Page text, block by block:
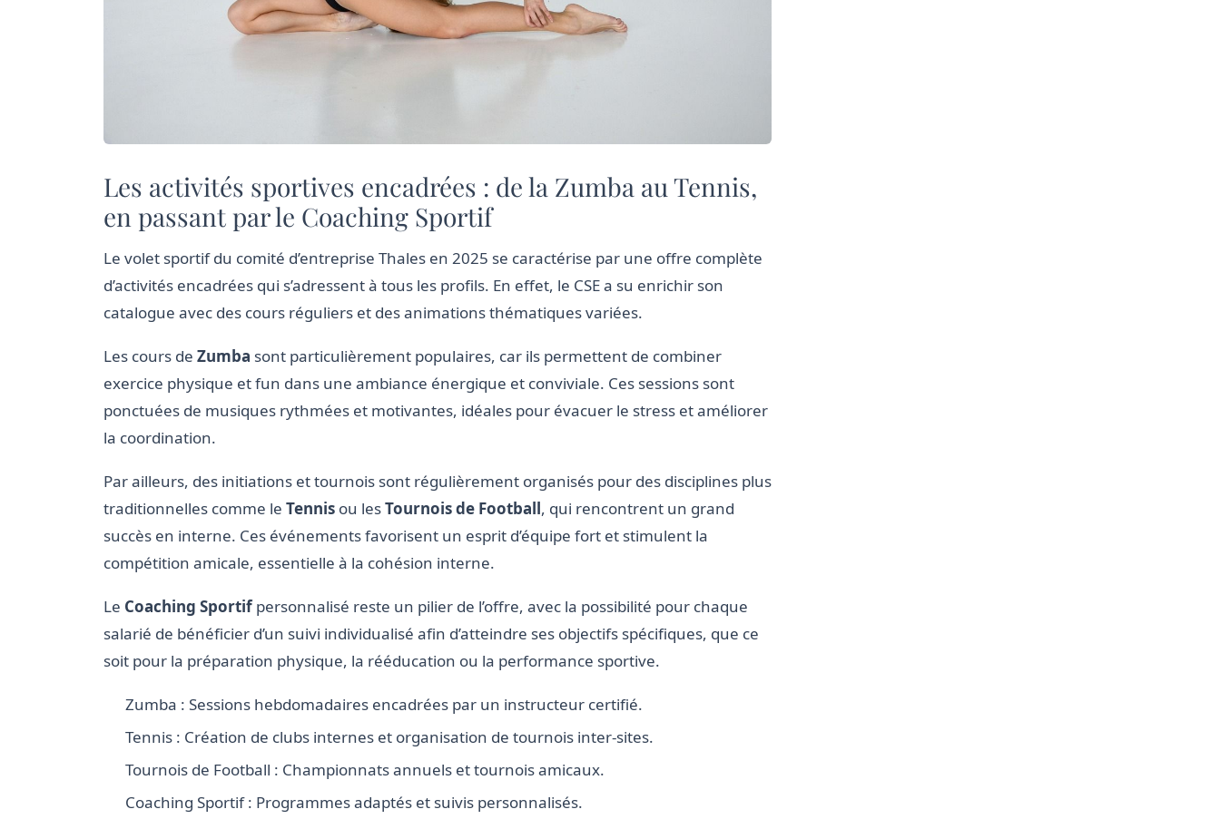
Les activités sportives encadrées : de la Zumba au Tennis,
en passant par le Coaching Sportif
Le volet sportif du comité d’entreprise Thales en 2025 se caractérise par une offre complète
d’activités encadrées qui s’adressent à tous les profils. En effet, le CSE a su enrichir son
catalogue avec des cours réguliers et des animations thématiques variées.
Les cours de Zumba sont particulièrement populaires, car ils permettent de combiner
exercice physique et fun dans une ambiance énergique et conviviale. Ces sessions sont
ponctuées de musiques rythmées et motivantes, idéales pour évacuer le stress et améliorer
la coordination.
Par ailleurs, des initiations et tournois sont régulièrement organisés pour des disciplines plus
traditionnelles comme le Tennis ou lesTournois de Football, qui rencontrent un grand
succès en interne. Ces événements favorisent un esprit d’équipe fort et stimulent la
compétition amicale, essentielle à la cohésion interne.
Le Coaching Sportifpersonnalisé reste un pilier de l’offre, avec la possibilité pour chaque
salarié de bénéficier d’un suivi individualisé afin d’atteindre ses objectifs spécifiques, que ce
soit pour la préparation physique, la rééducation ou la performance sportive.
Zumba : Sessions hebdomadaires encadrées par un instructeur certifié.
Tennis : Création de clubs internes et organisation de tournois inter-sites.
Tournois de Football : Championnats annuels et tournois amicaux.
Coaching Sportif : Programmes adaptés et suivis personnalisés.